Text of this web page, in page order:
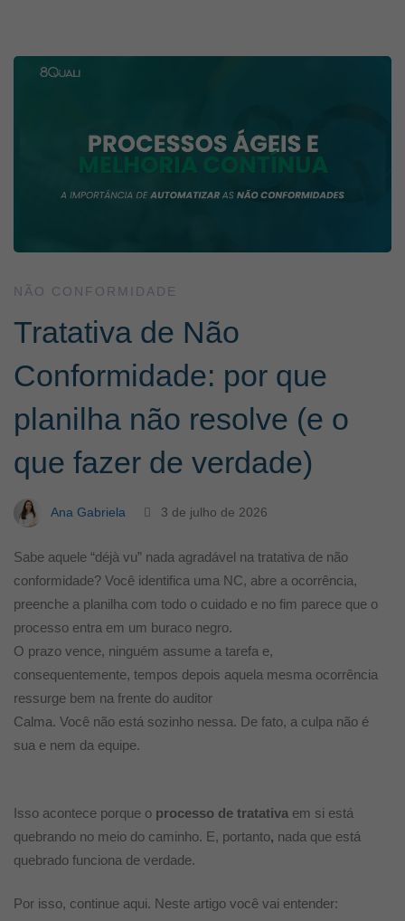
Tratativa
Não
Conformidade:
por
que
planilha
não
resolve
(e
o
que
fazer
verdade)
NÃO CONFORMIDADE
Tratativa de Não
Conformidade: por que
planilha não resolve (e o
que fazer de verdade)
Ana Gabriela 3 de julho de 2026
Sabe aquele “déjà vu” nada agradável na tratativa de não
conformidade? Você identifica uma NC, abre a ocorrência,
preenche a planilha com todo o cuidado e no fim parece que o
processo entra em um buraco negro.
O prazo vence, ninguém assume a tarefa e,
consequentemente, tempos depois aquela mesma ocorrência
ressurge bem na frente do auditor
Calma. Você não está sozinho nessa. De fato, a culpa não é
sua e nem da equipe.
Isso acontece porque o processo de tratativa em si está
quebrando no meio do caminho. E, portanto, nada que está
quebrado funciona de verdade.
Por isso, continue aqui. Neste artigo você vai entender: